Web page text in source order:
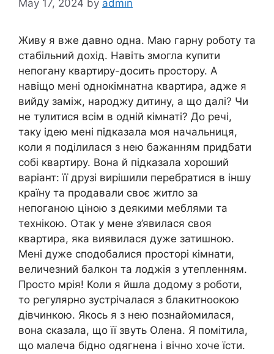
May 17, 2024 by admin
Живу я вже давно одна. Маю гарну роботу та
стабільний дохід. Навіть змогла купити
непогану квартиру-досить простору. А
навіщо мені однокімнатна квартира, адже я
вийду заміж, народжу дитину, а що далі? Чи
не тулитися всім в одній кімнаті? До речі,
таку ідею мені підказала моя начальниця,
коли я поділилася з нею бажанням придбати
собі квартиру. Вона й підказала хороший
варіант: її друзі вирішили перебратися в іншу
країну та продавали своє житло за
непоганою ціною з деякими меблями та
технікою. Отак у мене з’явилася своя
квартира, яка виявилася дуже затишною.
Мені дуже сподобалися просторі кімнати,
величезний балкон та лоджія з утепленням.
Просто мрія! Коли я йшла додому з роботи,
то регулярно зустрічалася з блакитноокою
дівчинкою. Якось я з нею познайомилася,
вона сказала, що її звуть Олена. Я помітила,
що малеча бідно одягнена і вічно хоче їсти.